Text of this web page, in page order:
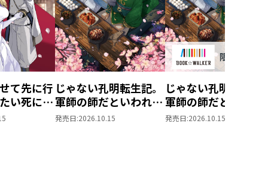
て先に行
い死にた
宇宙下剋
じゃない孔明転生記。
軍師の師だといわれま
しても5
発売日:2026.10.15
じゃない孔明転生記
軍師の師だといわれ
しても
発売日:2026.10.15